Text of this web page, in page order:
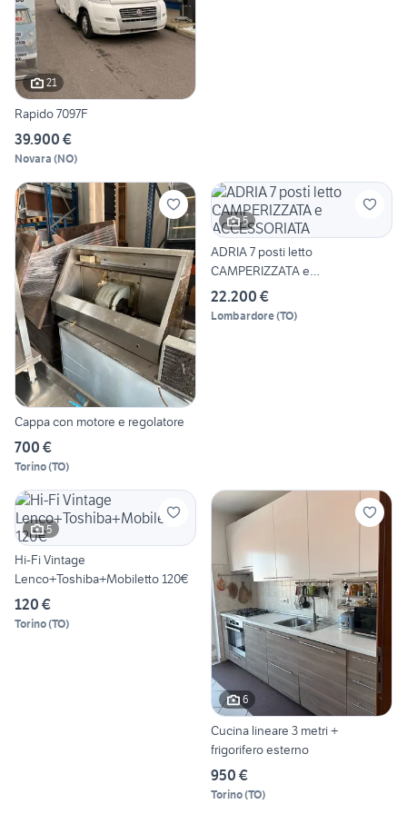
21
Rapido 7097F
39.900 €
Novara (NO)
Cappa con motore e regolatore
700 €
Torino(TO)
5
ADRIA 7 posti letto
CAMPERIZZATA e
ACCESSORIATA
22.200 €
Lombardore(TO)
5
Hi-Fi Vintage
Lenco+Toshiba+Mobiletto 120€
120 €
Torino(TO)
6
Cucina lineare 3 metri +
frigorifero esterno
950 €
Torino(TO)